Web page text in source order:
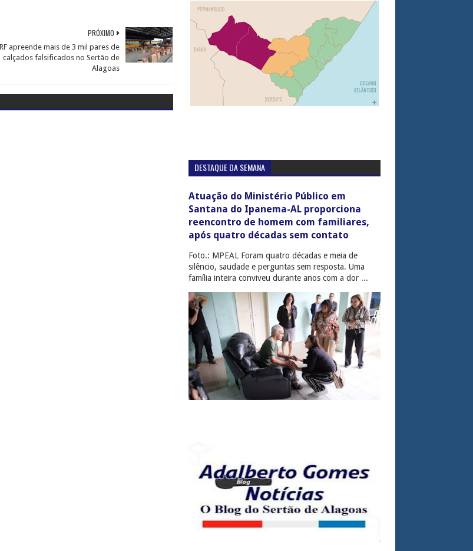
PRÓXIMO
apreende mais de 3 mil pares de
calçados falsificados no Sertão de
Alagoas
DESTAQUE DA SEMANA
Atuação do Ministério Público em
Santana do Ipanema-AL proporciona
reencontro de homem com familiares,
após quatro décadas sem contato
Foto.: MPEAL Foram quatro décadas e meia de
silêncio, saudade e perguntas sem resposta. Uma
família inteira conviveu durante anos com a dor ...